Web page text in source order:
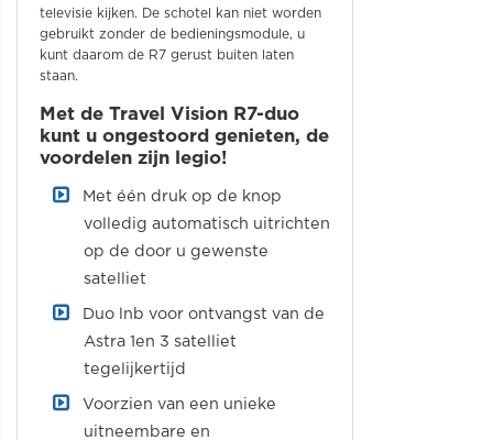
televisie kijken. De schotel kan niet worden
gebruikt zonder de bedieningsmodule, u
kunt daarom de R7 gerust buiten laten
staan.
Met de Travel Vision R7-duo
kunt u ongestoord genieten, de
voordelen zijn legio!
Met één druk op de knop
volledig automatisch uitrichten
op de door u gewenste
satelliet
Duo lnb voor ontvangst van de
Astra 1en 3 satelliet
tegelijkertijd
Voorzien van een unieke
uitneembare en